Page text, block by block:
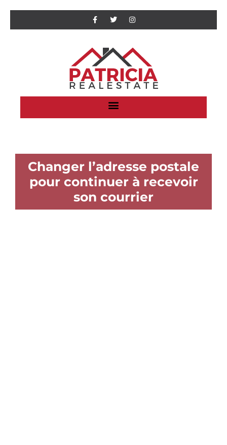
Changer l’adresse postale
pour continuer à recevoir
son courrier